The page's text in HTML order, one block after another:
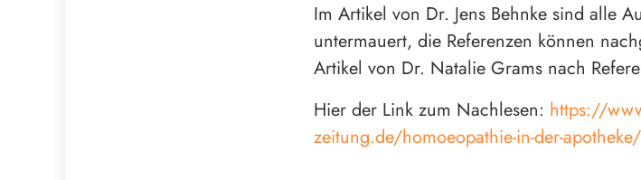
Im Artikel von Dr. Jens Behnke sind alle
untermauert, die Referenzen können
Artikel von Dr. Natalie Grams nach
Hier der Link zum Nachlesen: https://
zeitung.de/homoeopathie-in-der-apotheke/